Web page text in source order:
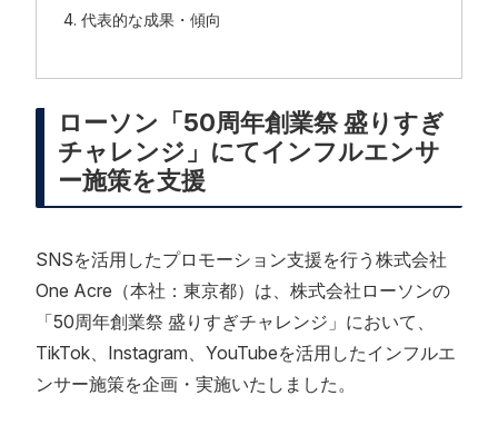
代表的な成果・傾向
ローソン「50周年創業祭 盛りすぎ
チャレンジ」にてインフルエンサ
ー施策を支援
SNSを活用したプロモーション支援を行う株式会社
One Acre（本社：東京都）は、株式会社ローソンの
「50周年創業祭 盛りすぎチャレンジ」において、
TikTok、Instagram、YouTubeを活用したインフルエ
ンサー施策を企画・実施いたしました。